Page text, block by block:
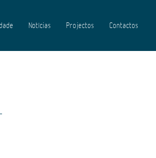
Notícias Projectos Contactos